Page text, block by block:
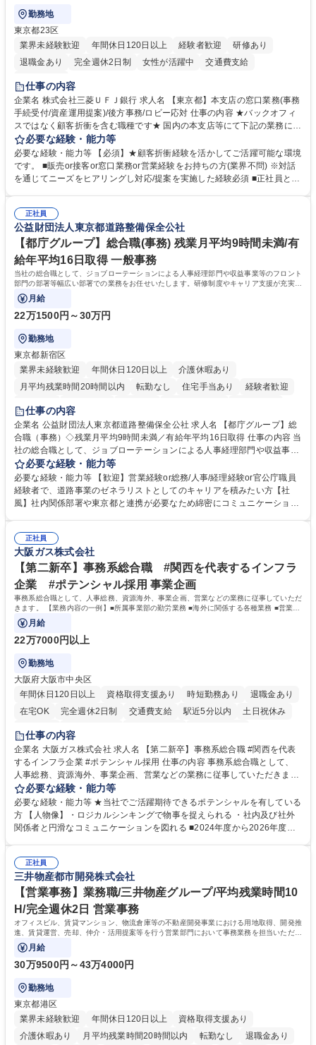
勤務地
東京都23区
業界未経験歓迎
年間休日120日以上 経験者歓迎
研修あり
退職金あり
完全週休2日制 女性が活躍中
交通費支給
土日祝休み
仕事の内容
企業名 株式会社三菱ＵＦＪ銀行 求人名 【東京都】本支店の窓口業務(事務
手続受付/資産運用提案)/後方事務/ロビー応対 仕事の内容 ★バックオフィ
スではなく顧客折衝を含む職種です★ 国内の本支店等にて下記の業務に従
事していただきます。 ■窓口/後方/ロビーにて事務手続等の受付・オペレ
ーション、お客様対応 ■窓口にて、ご来店された個人のお客様に対して金
融商品のご提案 ■効率的な事務運用の検討・構築等 ≪業務紹介：ご応募前
に必ずご覧ください≫ ※記事 https://www.mysite.bk.mufg.jp/career/circle/
必要な経験・能力等
必要な経験・能力等 【必須】★顧客折衝経験を活かしてご活躍可能な環境
です。 ■販売or接客or窓口業務or営業経験をお持ちの方(業界不問) ※対話
を通じてニーズをヒアリングし対応/提案を実施した経験必須 ■正社員とし
るので安心して入行いただけます。 幅広いキャリアの選択肢があり、公募
や社内副業等を活用し、 一人ひとりが挑戦できるカルチャーが浸透してい
ます。 学歴・資格 学歴：大学院 大学 高専 短大 専修学校 高校 語学力：
資格：
正社員
公益財団法人東京都道路整備保全公社
【都庁グループ】総合職(事務) 残業月平均9時間未満/有
給年平均16日取得 一般事務
当社の総合職として、ジョブローテーションによる人事経理部門や収益事業等のフロント
部門の部署等幅広い部署での業務をお任せいたします。研修制度やキャリア支援が充実し
ております！ ※下記業務詳細
月給
22万1500円～30万円
勤務地
東京都新宿区
業界未経験歓迎
年間休日120日以上
介護休暇あり
月平均残業時間20時間以内
転勤なし 住宅手当あり
経験者歓迎
研修あり
退職金あり
駅近5分以内
資格取得手当あり 食事補助あり
仕事の内容
企業名 公益財団法人東京都道路整備保全公社 求人名 【都庁グループ】総
合職（事務）◇残業月平均9時間未満／有給年平均16日取得 仕事の内容 当
社の総合職として、ジョブローテーションによる人事経理部門や収益事業
等のフロント部門の部署等幅広い部署での業務をお任せいたします。研修
制度やキャリア支援が充実しております！ ※下記業務詳細 【業務詳細】■
管理部門：広報、人事、経理など当公社の運営に係る管理業務 ■収益部
門：駐車場の新規開拓、管理運営、新宿駅西口広場の「イベントコーナ
道路施設や道路工事現場の見学ツアー事業 ※入社後は上記いずれかの部門
へ配属。※業務内容変更の範囲：会社の定める業務 募集職種 【都庁グル
ープ】総合職（事務）◇残業月平均9時間未満／有給年平均16日取得
必要な経験・能力等
必要な経験・能力等 【歓迎】営業経験or総務/人事/経理経験or官公庁職員
経験者で、道路事業のゼネラリストとしてのキャリアを積みたい方【社
風】社内関係部署や東京都と連携が必要なため綿密にコミュニケーション
部門など多岐に渡る業務を経験できます。 ■様々なプロジェクト：駐車場
事業の他、新宿駅西口広場内に設置された照明を兼ねた広告「ブライトサ
イン」の管理運営を行うなど、事業収益を生み出す活動を積極的に行って
います。 学歴・資格 学歴：大学院 大学 高専 短大 専修学校 高校 語学力：
資格：
正社員
大阪ガス株式会社
【第二新卒】事務系総合職 #関西を代表するインフラ
企業 #ポテンシャル採用 事業企画
事務系総合職として、人事総務、資源海外、事業企画、営業などの業務に従事していただ
きます。 【業務内容の一例】■所属事業部の勤労業務 ■海外に関係する各種業務 ■営業部
門の企画スタッフ、ルート営業
月給
22万7000円以上
勤務地
大阪府大阪市中央区
年間休日120日以上
資格取得支援あり 時短勤務あり
退職金あり
在宅OK
完全週休2日制 交通費支給 駅近5分以内
土日祝休み
服装自由
第二新卒歓迎
仕事の内容
企業名 大阪ガス株式会社 求人名 【第二新卒】事務系総合職 #関西を代表
するインフラ企業 #ポテンシャル採用 仕事の内容 事務系総合職として、
人事総務、資源海外、事業企画、営業などの業務に従事していただきま
す。 【業務内容の一例】■所属事業部の勤労業務 ■海外に関係する各種業
務 ■営業部門の企画スタッフ、ルート営業 【キャリアパス】入社後の配属
ポジションで一定期間ご活躍頂いた後、本人の適性及び将来のキャリアを
鑑みてジョブローテーションを行います。 【育成】OJTでの現場育成や研
表するインフラ企業 #ポテンシャル採用
必要な経験・能力等
必要な経験・能力等 ★当社でご活躍期待できるポテンシャルを有している
方 【人物像】・ロジカルシンキングで物事を捉えられる ・社内及び社外
関係者と円滑なコミュニケーションを図れる ■2024年度から2026年度ま
72.html ■エネルギーセキュリティの不安定化や気候変動による自然災害の
甚大化など、これまで以上に社会課題解決の重要性が高まっています。
「未来の日常」の創造に向けて持続可能な社会の実現に貢献してまいりま
す。 学歴・資格 学歴：大学院 大学 語学力： 資格：
正社員
三井物産都市開発株式会社
【営業事務】業務職/三井物産グループ/平均残業時間10
H/完全週休2日 営業事務
オフィスビル、賃貸マンション、物流倉庫等の不動産開発事業における用地取得、開発推
進、賃貸運営、売却、仲介・活用提案等を行う営業部門において事務業務を担当いただき
ます。
月給
30万9500円～43万4000円
勤務地
東京都港区
業界未経験歓迎
年間休日120日以上
資格取得支援あり
介護休暇あり
月平均残業時間20時間以内 転勤なし 退職金あり